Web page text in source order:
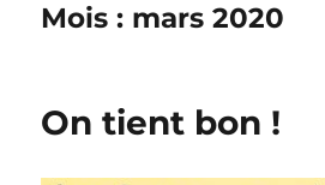
Mois : mars 2020
On tient bon !